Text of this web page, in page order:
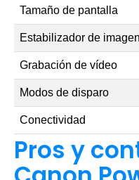
Tamaño de pantalla
Estabilizador de imagen
Grabación de vídeo
Modos de disparo
Conectividad
Pros y